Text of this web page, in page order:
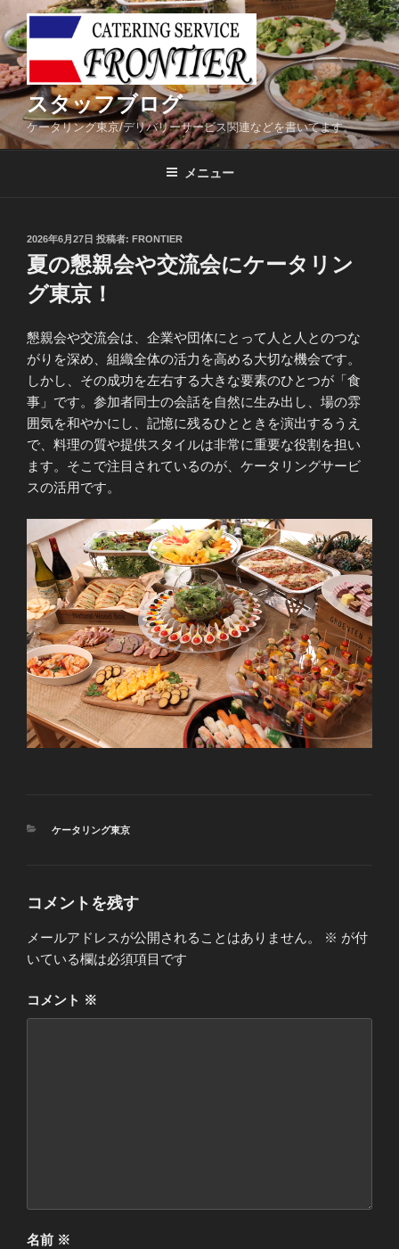
コ
ン
テ
ン
ツ
へ
ス
スタッフブログ
ケータリング東京/デリバリーサービス関連などを書いてます。
メニュー
投
稿
日:
2026年6月27日 投稿者: FRONTIER
夏の懇親会や交流会にケータリン
グ東京！
懇親会や交流会は、企業や団体にとって人と人とのつな
がりを深め、組織全体の活力を高める大切な機会です。
しかし、その成功を左右する大きな要素のひとつが「食
事」です。参加者同士の会話を自然に生み出し、場の雰
囲気を和やかにし、記憶に残るひとときを演出するうえ
で、料理の質や提供スタイルは非常に重要な役割を担い
ます。そこで注目されているのが、ケータリングサービ
スの活用です。
カ
ケータリング東京
コメントを残す
メールアドレスが公開されることはありません。 ※ が付
いている欄は必須項目です
コメント ※
名前 ※